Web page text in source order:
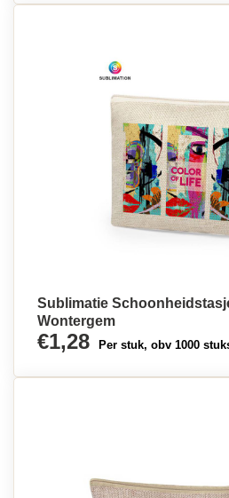
Sublimatie
Wontergem
€1,28 Per stuk, obv 1000